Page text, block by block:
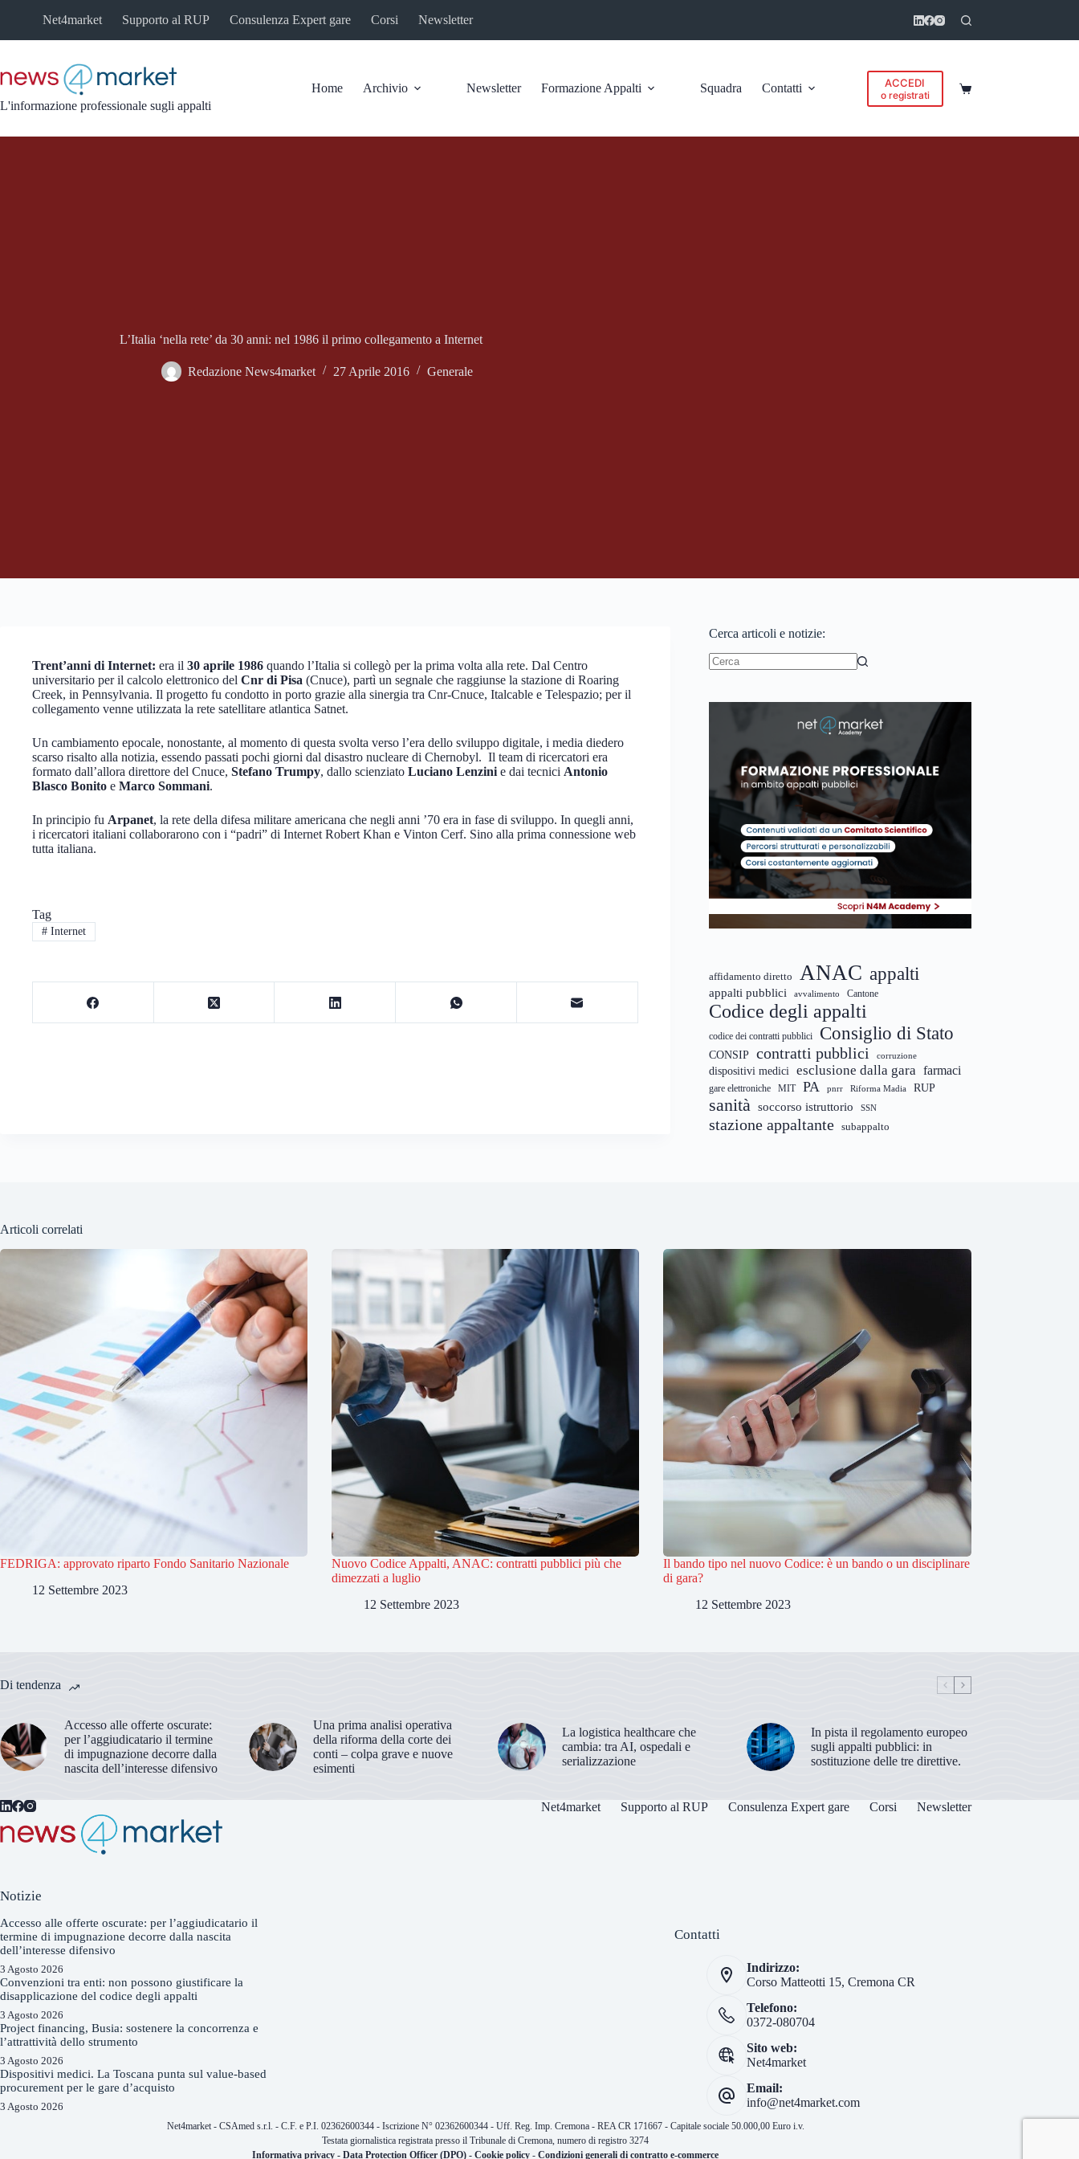
Net4market Supporto al RUP Consulenza Expert gare Corsi Newsletter
L'informazione professionale sugli appalti
Home Archivio Newsletter Formazione Appalti Squadra Contatti ACCEDI
o registrati Carrello
L’Italia ‘nella rete’ da 30 anni: nel 1986 il primo collegamento a Internet
Redazione News4market 27 Aprile 2016 Generale
Trent’anni di Internet: era il 30 aprile 1986 quando l’Italia si collegò per la prima volta alla rete. Dal Centro
universitario per il calcolo elettronico del Cnr di Pisa (Cnuce), partì un segnale che raggiunse la stazione di Roaring
Creek, in Pennsylvania. Il progetto fu condotto in porto grazie alla sinergia tra Cnr-Cnuce, Italcable e Telespazio; per il
collegamento venne utilizzata la rete satellitare atlantica Satnet.
Un cambiamento epocale, nonostante, al momento di questa svolta verso l’era dello sviluppo digitale, i media diedero
scarso risalto alla notizia, essendo passati pochi giorni dal disastro nucleare di Chernobyl. Il team di ricercatori era
formato dall’allora direttore del Cnuce, Stefano Trumpy, dallo scienziato Luciano Lenzini e dai tecnici Antonio
Blasco Bonito e Marco Sommani.
In principio fu Arpanet, la rete della difesa militare americana che negli anni ’70 era in fase di sviluppo. In quegli anni,
i ricercatori italiani collaborarono con i “padri” di Internet Robert Khan e Vinton Cerf. Sino alla prima connessione web
tutta italiana.
Tag
#Internet
Cerca articoli e notizie:
affidamento diretto ANAC appalti
appalti pubblici avvalimento Cantone
Codice degli appalti
codice dei contratti pubblici Consiglio di Stato
CONSIP contratti pubblici corruzione
dispositivi medici esclusione dalla gara farmaci
gare elettroniche MIT PA pnrr Riforma Madia RUP
sanità soccorso istruttorio SSN
stazione appaltante subappalto
Articoli correlati
FEDRIGA: approvato riparto Fondo Sanitario Nazionale
12 Settembre 2023
Nuovo Codice Appalti, ANAC: contratti pubblici più che
dimezzati a luglio
12 Settembre 2023
Il bando tipo nel nuovo Codice: è un bando o un disciplinare
di gara?
12 Settembre 2023
Di tendenza
Accesso alle offerte oscurate:
per l’aggiudicatario il termine
di impugnazione decorre dalla
nascita dell’interesse difensivo
Una prima analisi operativa
della riforma della corte dei
conti – colpa grave e nuove
esimenti
La logistica healthcare che
cambia: tra AI, ospedali e
serializzazione
In pista il regolamento europeo
sugli appalti pubblici: in
sostituzione delle tre direttive.
Net4market Supporto al RUP Consulenza Expert gare Corsi Newsletter
Notizie
Accesso alle offerte oscurate: per l’aggiudicatario il
termine di impugnazione decorre dalla nascita
dell’interesse difensivo
3 Agosto 2026
Convenzioni tra enti: non possono giustificare la
disapplicazione del codice degli appalti
3 Agosto 2026
Project financing, Busia: sostenere la concorrenza e
l’attrattività dello strumento
3 Agosto 2026
Dispositivi medici. La Toscana punta sul value-based
procurement per le gare d’acquisto
3 Agosto 2026
Contatti
Indirizzo:
Corso Matteotti 15, Cremona CR
Telefono:
0372-080704
Sito web:
Net4market
Email:
info@net4market.com
Net4market - CSAmed s.r.l. - C.F. e P.I. 02362600344 - Iscrizione N° 02362600344 - Uff. Reg. Imp. Cremona - REA CR 171667 - Capitale sociale 50.000,00 Euro i.v.
Testata giornalistica registrata presso il Tribunale di Cremona, numero di registro 3274
Informativa privacy -Data Protection Officer (DPO) -Cookie policy -Condizioni generali di contratto e-commerce